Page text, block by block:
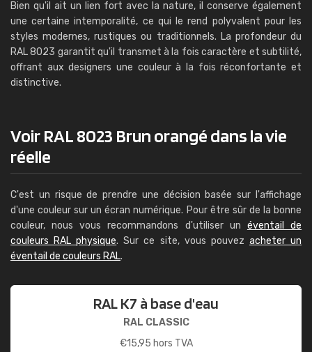
Bien qu'il ait un lien fort avec la nature, il conserve également
une certaine intemporalité, ce qui le rend polyvalent pour les
styles modernes, rustiques ou traditionnels. La profondeur du
RAL 8023 garantit qu'il transmet à la fois caractère et subtilité,
offrant aux designers une couleur à la fois réconfortante et
distinctive.
Voir RAL 8023 Brun orangé dans la vie
réelle
C'est un risque de prendre une décision basée sur l'affichage
d'une couleur sur un écran numérique. Pour être sûr de la bonne
couleur, nous vous recommandons d'utiliser un éventail de
couleurs RAL physique. Sur ce site, vous pouvez acheter un
éventail de couleurs RAL.
RAL K7 à base d'eau
RAL CLASSIC
€15,95 hors TVA